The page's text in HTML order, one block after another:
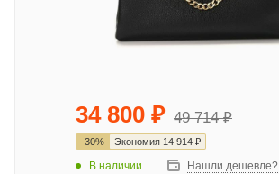
34 800 ₽ 49 714₽
-30% Экономия 14 914 ₽
В наличии Нашли дешевле?